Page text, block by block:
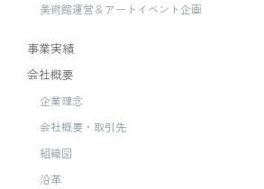
美術館運営＆アートイベント企画
事業実績
会社概要
企業理念
会社概要・取引先
組織図
沿革